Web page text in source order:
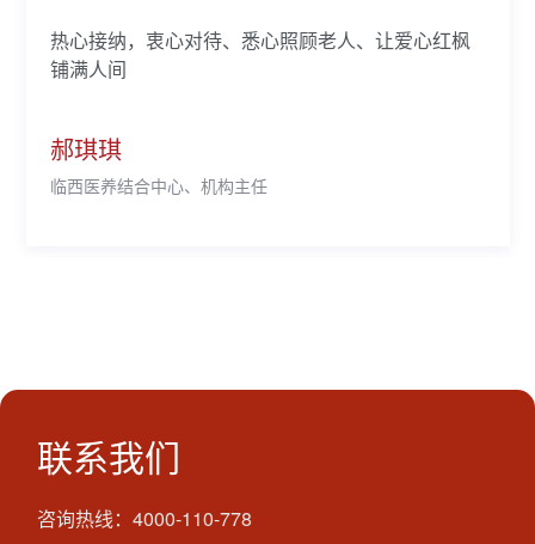
热心接纳，衷心对待、悉心照顾老人、让爱心红枫
铺满人间
郝琪琪
临西医养结合中心、机构主任
联系我们
咨询热线：4000-110-778